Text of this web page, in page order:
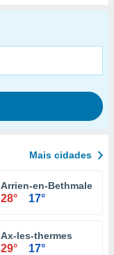
Mais cidades
Arrien-en-Bethmale
28° 17°
Ax-les-thermes
29° 17°